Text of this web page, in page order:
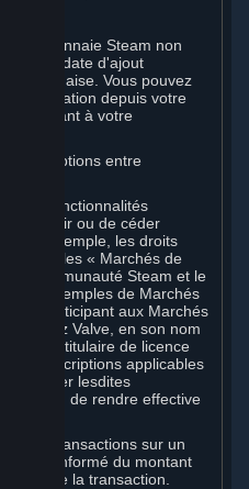
portemonnaie Steam non
la date d'ajout
loi japonaise. Vous pouvez
d'expiration depuis votre
connectant à votre
Souscriptions entre
fonctionnalités
d'acquérir ou de céder
(par exemple, les droits
après, les « Marchés de
la communauté Steam et le
des exemples de Marchés
en participant aux Marchés
autorisez Valve, en son nom
ou titulaire de licence
Souscriptions applicables
transférer lesdites
afin de rendre effective
les transactions sur un
serez informé du montant
de la transaction.